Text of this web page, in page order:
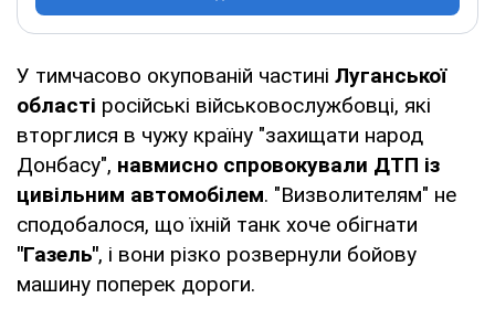
У тимчасово окупованій частині Луганської
області російські військовослужбовці, які
вторглися в чужу країну "захищати народ
Донбасу", навмисно спровокували ДТП із
цивільним автомобілем. "Визволителям" не
сподобалося, що їхній танк хоче обігнати
"Газель", і вони різко розвернули бойову
машину поперек дороги.